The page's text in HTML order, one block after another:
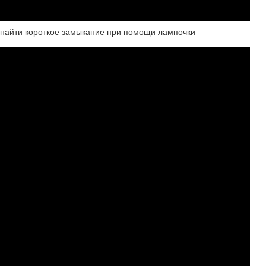
короткое замыкание при помощи лампочки